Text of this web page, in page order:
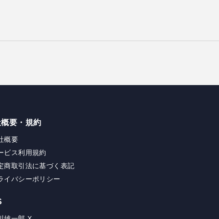
要・規約
概要
ビス利用規約
商取引法に基づく表記
イバシーポリシー